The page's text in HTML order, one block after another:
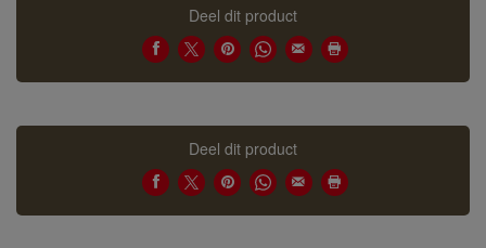
Deel dit product
Deel dit product